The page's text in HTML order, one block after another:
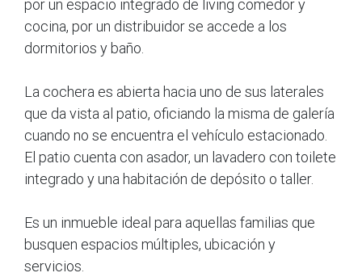
por un espacio integrado de living comedor y
cocina, por un distribuidor se accede a los
dormitorios y baño.
La cochera es abierta hacia uno de sus laterales
que da vista al patio, oficiando la misma de galería
cuando no se encuentra el vehículo estacionado.
El patio cuenta con asador, un lavadero con toilete
integrado y una habitación de depósito o taller.
Es un inmueble ideal para aquellas familias que
busquen espacios múltiples, ubicación y
servicios.